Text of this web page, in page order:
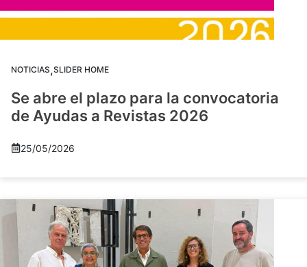
NOTICIAS,SLIDER HOME
Se abre el plazo para la convocatoria
de Ayudas a Revistas 2026
25/05/2026